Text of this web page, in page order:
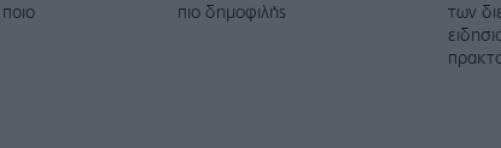
πιο δημοφιλής
των